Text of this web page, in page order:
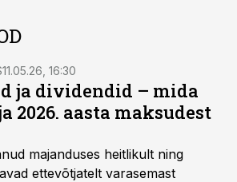
11.05.26, 16:30
ja dividendid – mida
2026. aasta maksudest
majanduses heitlikult ning
ettevõtjatelt varasemast